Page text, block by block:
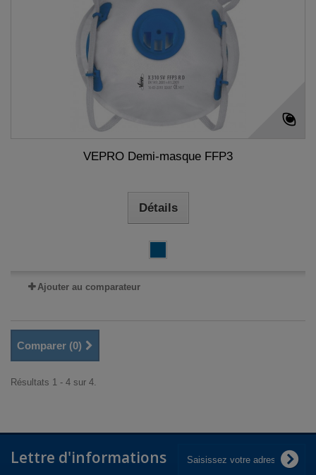
VEPRO Demi-masque FFP3
Détails
Ajouter au comparateur
Comparer (0)
Résultats 1 - 4 sur 4.
Lettre d'informations